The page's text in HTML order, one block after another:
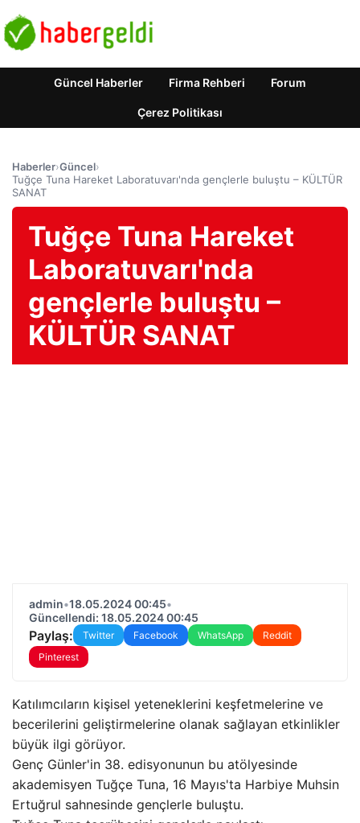
Güncel Haberler Firma Rehberi Forum
Çerez Politikası
Haberler›Güncel›
Tuğçe Tuna Hareket Laboratuvarı'nda gençlerle buluştu – KÜLTÜR
SANAT
Tuğçe Tuna Hareket
Laboratuvarı'nda
gençlerle buluştu –
KÜLTÜR SANAT
admin•18.05.2024 00:45•
Güncellendi: 18.05.2024 00:45
Paylaş: Twitter Facebook WhatsApp
Reddit
Pinterest
Katılımcıların kişisel yeteneklerini keşfetmelerine ve
becerilerini geliştirmelerine olanak sağlayan etkinlikler
büyük ilgi görüyor.
Genç Günler'in 38. edisyonunun bu atölyesinde
akademisyen Tuğçe Tuna, 16 Mayıs'ta Harbiye Muhsin
Ertuğrul sahnesinde gençlerle buluştu.